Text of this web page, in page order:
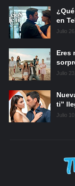
en
Julio
Eres
Julio
ti”
Julio